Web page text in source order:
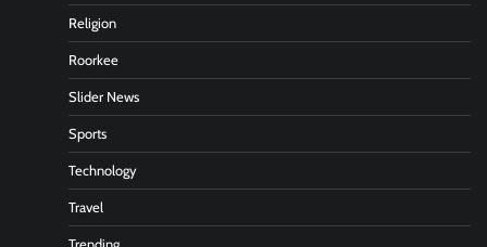
Religion
Roorkee
Slider News
Sports
Technology
Travel